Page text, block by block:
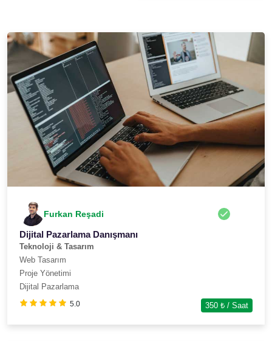
Furkan Reşadi
Dijital Pazarlama Danışmanı
Teknoloji & Tasarım
Web Tasarım
Proje Yönetimi
Dijital Pazarlama
5.0 350 ₺ / Saat